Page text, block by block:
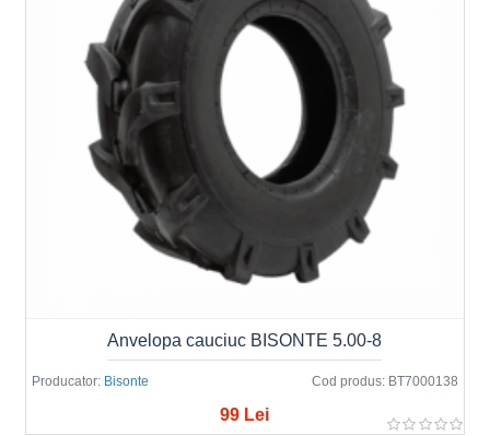
Producator: Bisonte Cod produs: BT7000138
Anvelopa cauciuc BISONTE 5.00-8
99 Lei